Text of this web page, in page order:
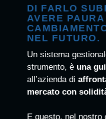
DI FARLO
AVERE
NEL FUTURO.
Un sistema
strumento, è una
all’azienda di
mercato con
E questo, nel